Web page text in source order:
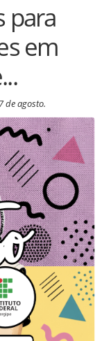
para
em
de agosto.